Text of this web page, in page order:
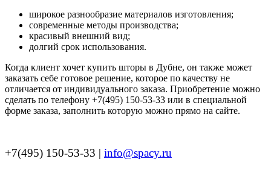
широкое разнообразие материалов изготовления;
современные методы производства;
красивый внешний вид;
долгий срок использования.
Когда клиент хочет купить шторы в Дубне, он также может
заказать себе готовое решение, которое по качеству не
отличается от индивидуального заказа. Приобретение можно
сделать по телефону +7(495) 150-53-33 или в специальной
форме заказа, заполнить которую можно прямо на сайте.
+7(495) 150-53-33 | info@spacy.ru